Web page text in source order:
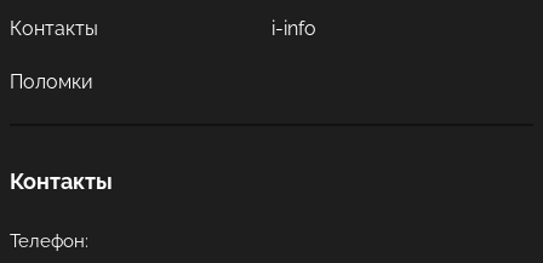
Контакты i-info
Поломки
Контакты
Телефон: